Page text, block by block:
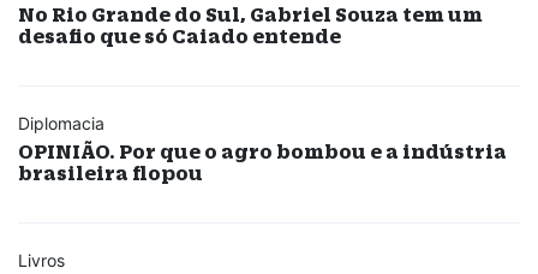
No Rio Grande do Sul, Gabriel Souza tem um
desafio que só Caiado entende
Diplomacia
OPINIÃO. Por que o agro bombou e a indústria
brasileira flopou
Livros